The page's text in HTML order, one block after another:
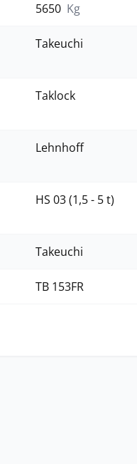
5650 Kg
Takeuchi
Taklock
Lehnhoff
HS 03 (1,5 - 5 t)
Takeuchi
TB 153FR